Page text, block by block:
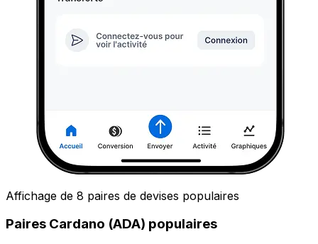
Affichage de 8 paires de devises populaires
Paires Cardano (ADA) populaires